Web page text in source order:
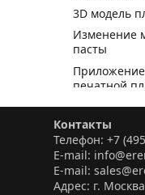
3D модель
Изменение
пасты
печатной
Выпуск
Особенности
экспорта
Контакты
Телефон: +7
E-mail:
E-mail:
Адрес: г.